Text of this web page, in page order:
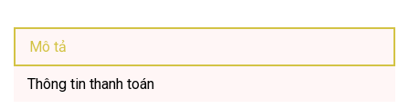
Mô tả
Thông tin thanh toán